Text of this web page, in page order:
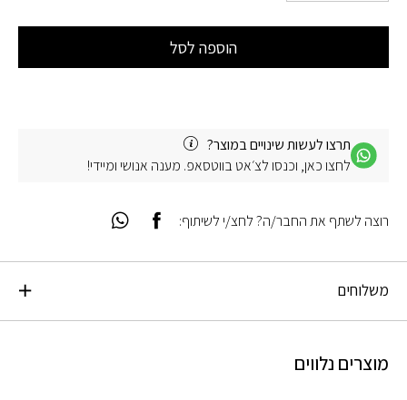
הוספה לסל
תרצו לעשות שינויים במוצר?
לחצו כאן, וכנסו לצ׳אט בווטסאפ. מענה אנושי ומיידי!
משלוחים
מוצרים נלווים
רוצה לשתף את החבר/ה? לחצ/י לשיתוף: